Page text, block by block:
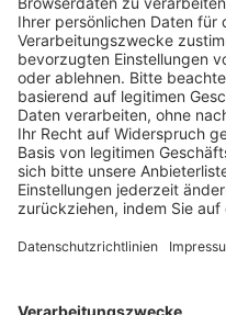
Trainerausbildung
Schulungsangebot
BFV-Geschäftsstellen
Trainerbörse
Login SpielPlus
FOLGE DEM BFV